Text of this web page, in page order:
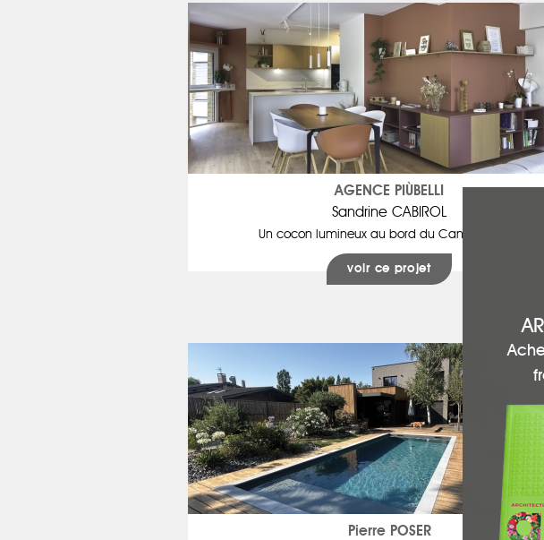
AGENCE PIÙBELLI
Sandrine CABIROL
Un cocon lumineux au bord du Canal du Midi
voir ce projet
Pierre POSER